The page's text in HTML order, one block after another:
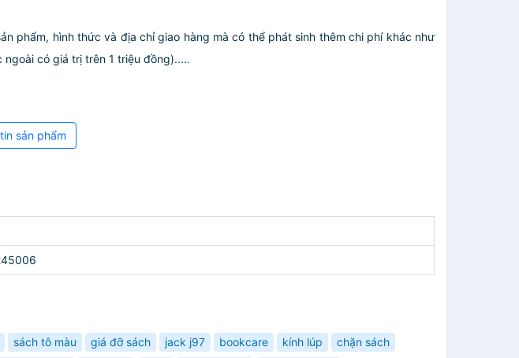
phẩm, hình thức và địa chỉ giao hàng mà có thể phát sinh thêm chi phí khác như
có giá trị trên 1 triệu đồng).....
sản phẩm
sách tô màu giá đỡ sách jack j97 bookcare kính lúp
chặn sách